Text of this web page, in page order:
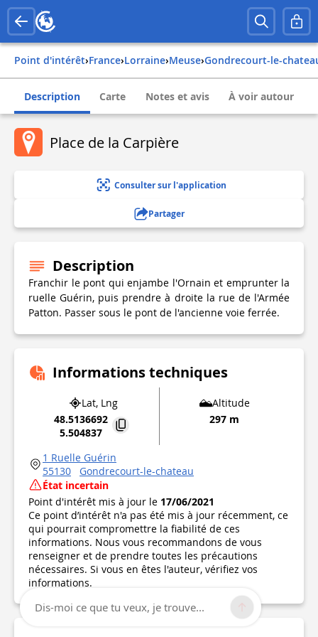
Point d'intérêt› france› lorraine› meuse› gondrecourt-le-
Description Carte Notes et avis À voir autour
Place de la Carpière
Consulter sur l'application
Partager
Description
Franchir le pont qui enjambe l'Ornain et emprunter la
ruelle Guérin, puis prendre à droite la rue de l'Armée
Patton. Passer sous le pont de l'ancienne voie ferrée.
Informations techniques
Lat, Lng
48.5136692
5.504837
Altitude
297 m
1 Ruelle Guérin
55130
Gondrecourt-le-chateau
État incertain
Point d'intérêt mis à jour le 17/06/2021
Ce point d’intérêt n'a pas été mis à jour récemment, ce
qui pourrait compromettre la fiabilité de ces
informations. Nous vous recommandons de vous
renseigner et de prendre toutes les précautions
nécessaires. Si vous en êtes l'auteur, vérifiez vos
informations.
Dis-moi ce que tu veux, je trouve...